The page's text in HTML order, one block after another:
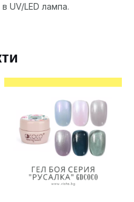
UV/LED лампa.